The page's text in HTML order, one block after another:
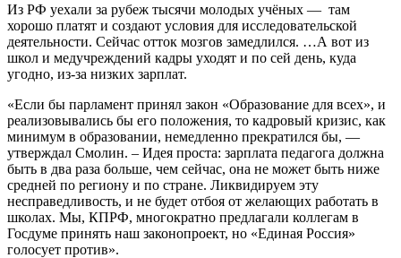
Из РФ уехали за рубеж тысячи молодых учёных — там
хорошо платят и создают условия для исследовательской
деятельности. Сейчас отток мозгов замедлился. …А вот из
школ и медучреждений кадры уходят и по сей день, куда
угодно, из-за низких зарплат.
«Если бы парламент принял закон «Образование для всех», и
реализовывались бы его положения, то кадровый кризис, как
минимум в образовании, немедленно прекратился бы, —
утверждал Смолин. – Идея проста: зарплата педагога должна
быть в два раза больше, чем сейчас, она не может быть ниже
средней по региону и по стране. Ликвидируем эту
несправедливость, и не будет отбоя от желающих работать в
школах. Мы, КПРФ, многократно предлагали коллегам в
Госдуме принять наш законопроект, но «Единая Россия»
голосует против».